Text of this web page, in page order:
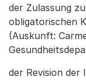
der Zulassung
obligatorischen
(Auskunft:
der Revision